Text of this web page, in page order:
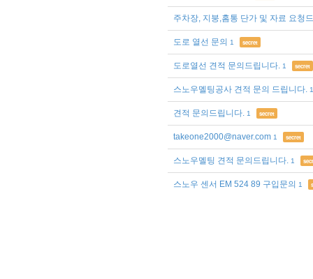
주차장, 지붕,홈통 단가 및 자료 요청
도로 열선 문의 1 secret
도로열선 견적 문의드립니다. 1 secret
스노우멜팅공사 견적 문의 드립니다. 1
견적 문의드립니다. 1 secret
takeone2000@naver.com 1 secret
스노우멜팅 견적 문의드립니다. 1
스노우 센서 EM 524 89 구입문의 1